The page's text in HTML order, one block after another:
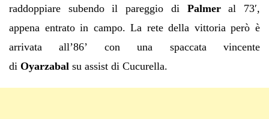
raddoppiare subendo il pareggio di Palmeral 73′,
appena entrato in campo. La rete della vittoria però è
arrivata all’86’ con una spaccata vincente
di Oyarzabal su assist di Cucurella.